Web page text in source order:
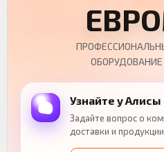
ОБОРУДОВАНИЕ
Узнайте у
Задайте вопрос о
доставки и